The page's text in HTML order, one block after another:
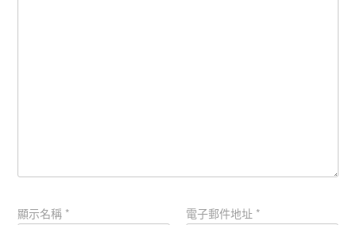
顯示名稱* 電子郵件地址*